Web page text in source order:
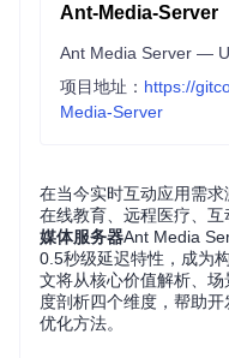
Ant-Media-Server
项目地址： https://
Media-Server
在当今实时互动应用需求
在线教育、远程医疗、互
媒体服务器Ant Media
0.5秒级延迟特性，成为
文将从核心价值解析、
度剖析四个维度，帮助
优化方法。